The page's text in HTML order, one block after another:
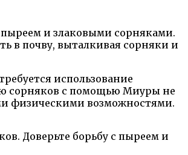
и злаковыми сорняками.
в почву, выталкивая сорняки и
использование
сорняков с помощью Миуры не
физическими возможностями.
Доверьте борьбу с пыреем и